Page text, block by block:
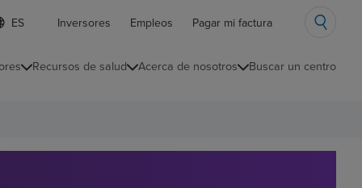
Inversores Empleos Pagar mi factura
Recursos de salud Acerca de nosotros Buscar un centro